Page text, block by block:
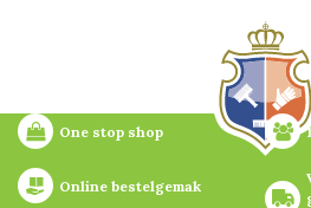
One stop shop
Online bestelgemak